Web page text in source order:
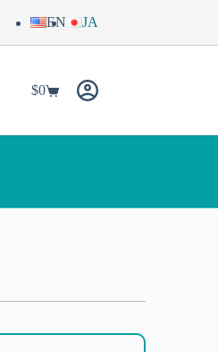
EN JA
$0